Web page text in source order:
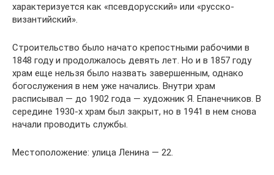
характеризуется как «псевдорусский» или «русско-
византийский».
Строительство было начато крепостными рабочими в
1848 году и продолжалось девять лет. Но и в 1857 году
храм еще нельзя было назвать завершенным, однако
богослужения в нем уже начались. Внутри храм
расписывал — до 1902 года — художник Я. Епанечников. В
середине 1930-х храм был закрыт, но в 1941 в нем снова
начали проводить службы.
Местоположение: улица Ленина — 22.